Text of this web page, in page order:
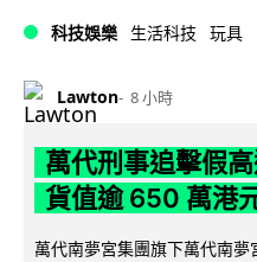
科技娛樂 生活科技 玩具
Lawton 8 小時
萬代刑事追擊假
貨值逾 650 萬港
萬代南夢宮集團旗下萬代南